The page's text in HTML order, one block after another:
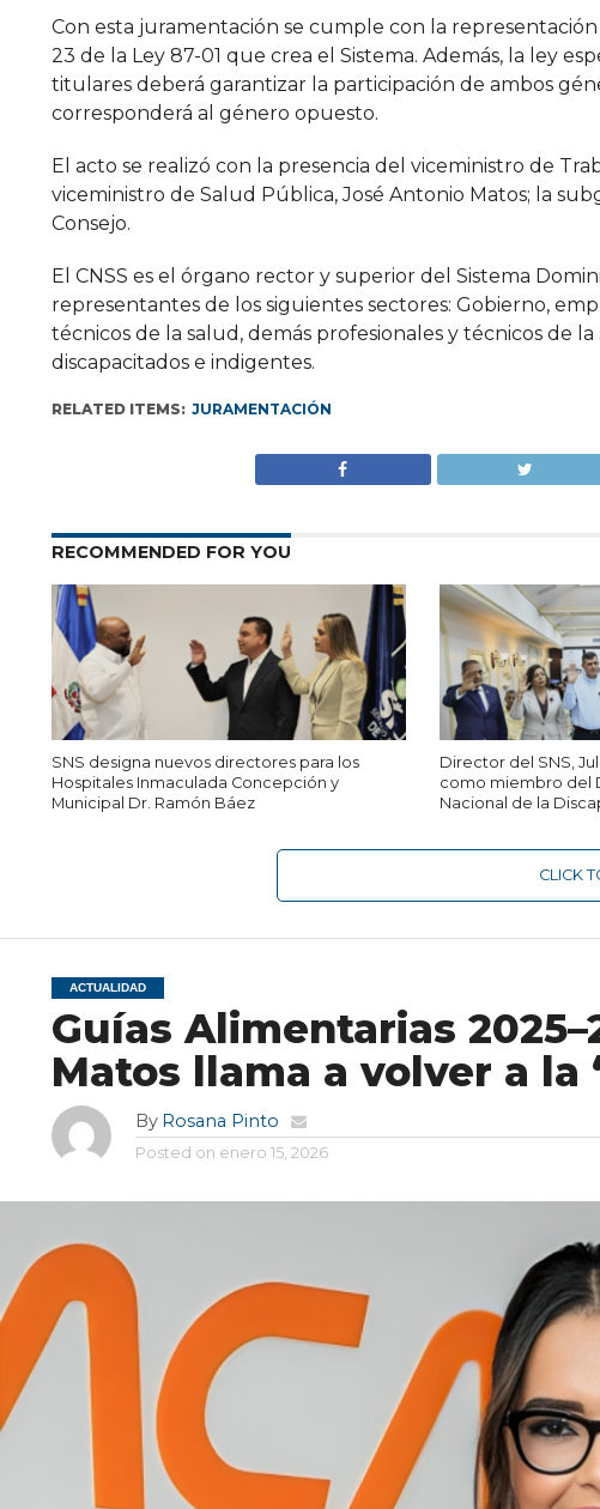
Con esta juramentación se cumple con la
23 de la Ley 87-01 que crea el Sistema. Además, la ley
titulares deberá garantizar la participación de ambos
corresponderá al género opuesto.
El acto se realizó con la presencia del viceministro de
viceministro de Salud Pública, José Antonio Matos; la
Consejo.
El CNSS es el órgano rector y superior del Sistema
representantes de los siguientes sectores: Gobierno,
técnicos de la salud, demás profesionales y técnicos de
discapacitados e indigentes.
RELATED ITEMS: JURAMENTACIÓN
RECOMMENDED FOR YOU
SNS designa nuevos directores para los
Hospitales Inmaculada Concepción y
Municipal Dr. Ramón Báez
Director del SNS,
como miembro del
Nacional de la
CLICK
ACTUALIDAD
Guías Alimentarias
Matos llama a volver a la
By Rosana Pinto
Posted on enero 15, 2026